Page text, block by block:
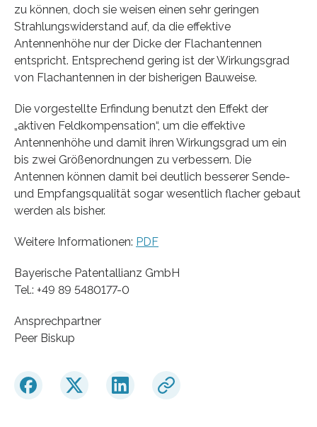
zu können, doch sie weisen einen sehr geringen
Strahlungswiderstand auf, da die effektive
Antennenhöhe nur der Dicke der Flachantennen
entspricht. Entsprechend gering ist der Wirkungsgrad
von Flachantennen in der bisherigen Bauweise.
Die vorgestellte Erfindung benutzt den Effekt der
„aktiven Feldkompensation“, um die effektive
Antennenhöhe und damit ihren Wirkungsgrad um ein
bis zwei Größenordnungen zu verbessern. Die
Antennen können damit bei deutlich besserer Sende-
und Empfangsqualität sogar wesentlich flacher gebaut
werden als bisher.
Weitere Informationen: PDF
Bayerische Patentallianz GmbH
Tel.: +49 89 5480177-0
Ansprechpartner
Peer Biskup